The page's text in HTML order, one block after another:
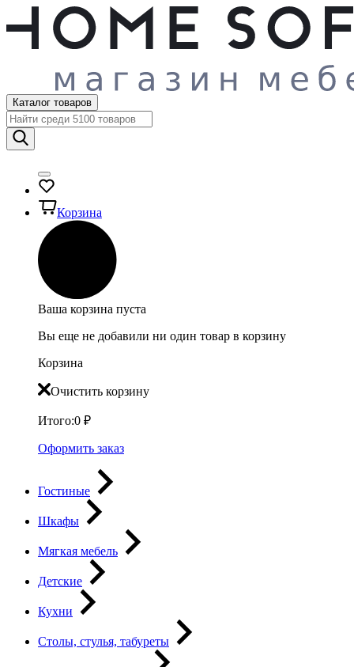
Каталог товаров
Корзина
Ваша корзина пуста
Вы еще не добавили ни один товар в корзину
Корзина
Очистить корзину
Итого:0 ₽
Оформить заказ
Гостиные
Шкафы
Мягкая мебель
Детские
Кухни
Столы, стулья, табуреты